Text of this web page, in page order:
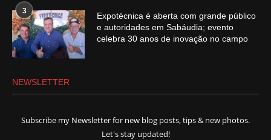
3
Expotécnica é aberta com grande público
e autoridades em Sabáudia; evento
celebra 30 anos de inovação no campo
NEWSLETTER
Subscribe my Newsletter for new blog posts, tips & new photos.
Let's stay updated!